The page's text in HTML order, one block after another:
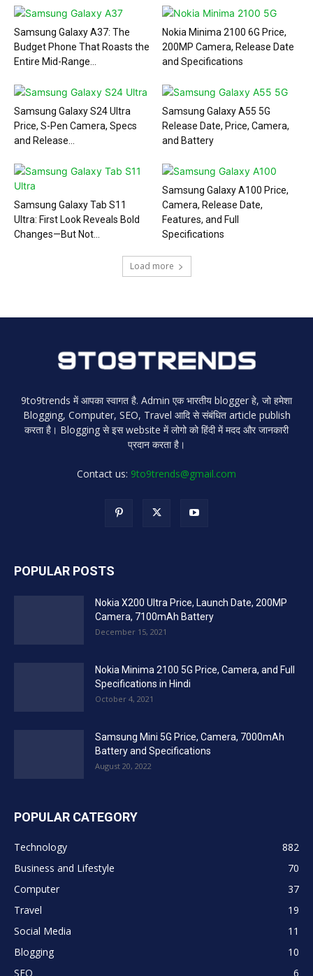
Samsung Galaxy A37: The
Budget Phone That Roasts the
Entire Mid-Range...
Nokia Minima 2100 6G Price,
200MP Camera, Release Date
and Specifications
Samsung Galaxy S24 Ultra
Price, S-Pen Camera, Specs
and Release...
Samsung Galaxy A55 5G
Release Date, Price, Camera,
and Battery
Samsung Galaxy Tab S11
Ultra: First Look Reveals Bold
Changes—But Not...
Samsung Galaxy A100 Price,
Camera, Release Date,
Features, and Full
Specifications
Load more
9to9trends में आपका स्वागत है. Admin एक भारतीय blogger हे, जो हमेशा
Blogging, Computer, SEO, Travel आदि से संबंधित article publish
करता है। Blogging से इस website में लोगो को हिंदी में मदद और जानकारी
प्रदान करता है।
Contact us: 9to9trends@gmail.com
POPULAR POSTS
Nokia X200 Ultra Price, Launch Date, 200MP
Camera, 7100mAh Battery
December 15, 2021
Nokia Minima 2100 5G Price, Camera, and Full
Specifications in Hindi
October 4, 2021
Samsung Mini 5G Price, Camera, 7000mAh
Battery and Specifications
August 20, 2022
POPULAR CATEGORY
Technology
882
Business and Lifestyle
70
Computer
37
Travel
19
Social Media
11
Blogging
10
SEO
6